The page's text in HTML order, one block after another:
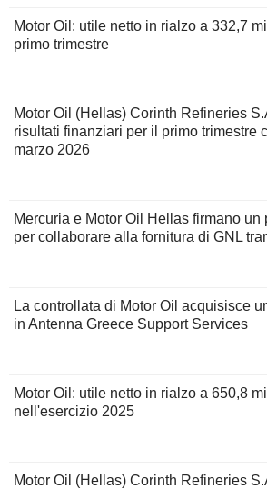
Motor Oil: utile netto in rialzo a 332,7
primo trimestre
Motor Oil (Hellas) Corinth Refineries
risultati finanziari per il primo trimestre
marzo 2026
Mercuria e Motor Oil Hellas firmano un
per collaborare alla fornitura di GNL
La controllata di Motor Oil acquisisce
in Antenna Greece Support Services
Motor Oil: utile netto in rialzo a 650,8
nell'esercizio 2025
Motor Oil (Hellas) Corinth Refineries